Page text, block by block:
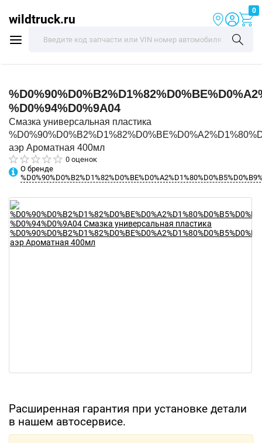
wildtruck.ru
0
%D0%94%D0%9A04
Смазка универсальная пластика
аэр Ароматная 400мл
0 оценок
О бренде
Расширенная гарантия при установке детали
в нашем автосервисе.